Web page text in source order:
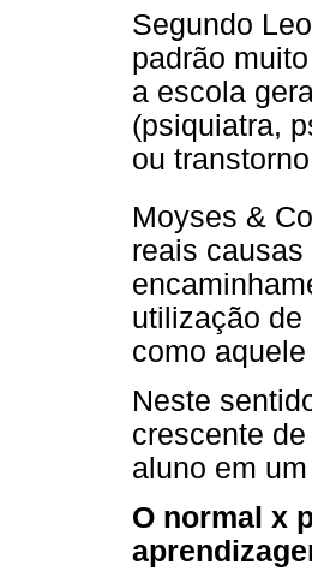
Segundo
padrão
a escola
(psiquiatra,
ou
Moyses &
reais
utilização de
como
Neste
crescente
aluno em
O normal x